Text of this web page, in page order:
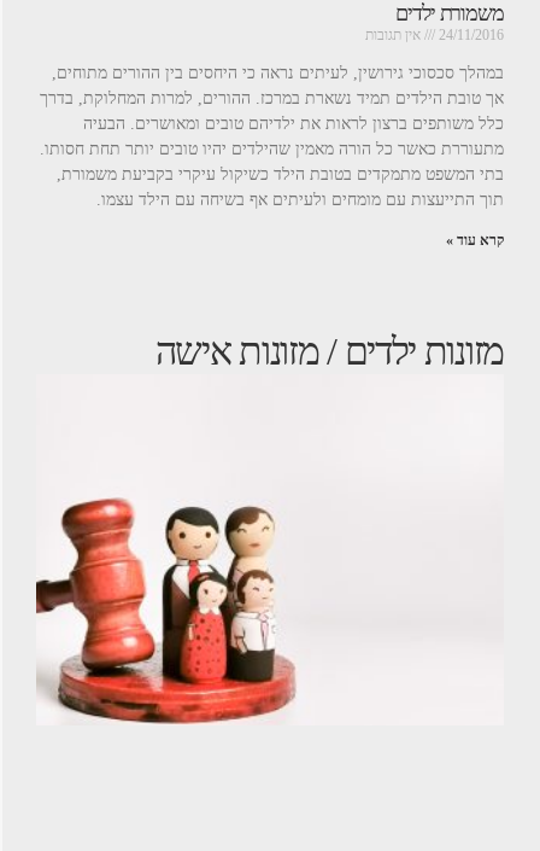
משמורת ילדים
24/11/2016 אין תגובות
במהלך סכסוכי גירושין, לעיתים נראה כי היחסים בין ההורים מתוחים,
אך טובת הילדים תמיד נשארת במרכז. ההורים, למרות המחלוקת, בדרך
כלל משותפים ברצון לראות את ילדיהם טובים ומאושרים. הבעיה
מתעוררת כאשר כל הורה מאמין שהילדים יהיו טובים יותר תחת חסותו.
בתי המשפט מתמקדים בטובת הילד כשיקול עיקרי בקביעת משמורת,
תוך התייעצות עם מומחים ולעיתים אף בשיחה עם הילד עצמו.
קרא עוד »
מזונות ילדים / מזונות אישה